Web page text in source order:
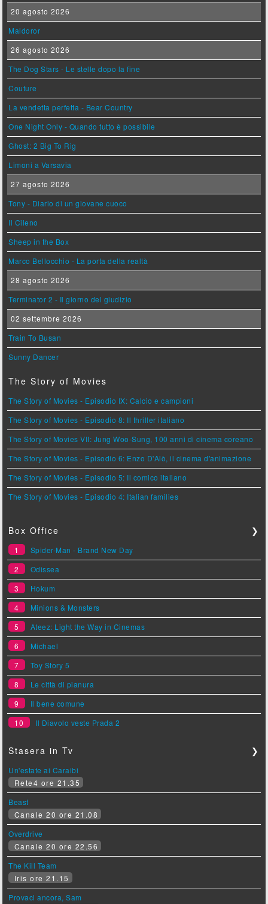
20 agosto 2026
Maldoror
26 agosto 2026
The Dog Stars - Le stelle dopo la fine
Couture
La vendetta perfetta - Bear Country
One Night Only - Quando tutto è possibile
Ghost: 2 Big To Rig
Limoni a Varsavia
27 agosto 2026
Tony - Diario di un giovane cuoco
Il Cileno
Sheep in the Box
Marco Bellocchio - La porta della realtà
28 agosto 2026
Terminator 2 - Il giorno del giudizio
02 settembre 2026
Train To Busan
Sunny Dancer
The Story of Movies
The Story of Movies - Episodio IX: Calcio e campioni
The Story of Movies - Episodio 8: Il thriller italiano
The Story of Movies VII: Jung Woo-Sung, 100 anni di cinema coreano
The Story of Movies - Episodio 6: Enzo D'Alò, il cinema d'animazione
The Story of Movies - Episodio 5: Il comico italiano
The Story of Movies - Episodio 4: Italian families
Box Office ❯
1
Spider-Man - Brand New Day
2
Odissea
3
Hokum
4
Minions & Monsters
5
Ateez: Light the Way in Cinemas
6
Michael
7
Toy Story 5
8
Le città di pianura
9
Il bene comune
10
Il Diavolo veste Prada 2
Stasera in Tv ❯
Un'estate ai Caraibi
Rete4 ore 21.35
Beast
Canale 20 ore 21.08
Overdrive
Canale 20 ore 22.56
The Kill Team
Iris ore 21.15
Provaci ancora, Sam